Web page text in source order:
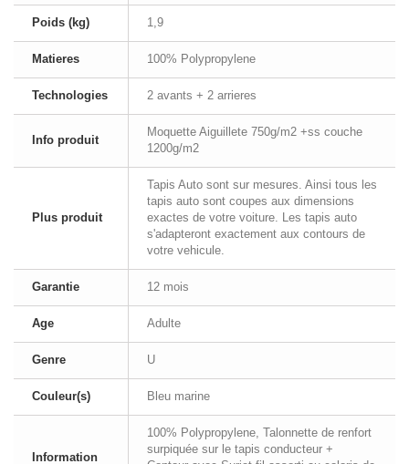
Poids (kg) 1,9
Matieres 100% Polypropylene
Technologies 2 avants + 2 arrieres
Info produit
Moquette Aiguillete 750g/m2 +ss couche
1200g/m2
Plus produit
Tapis Auto sont sur mesures. Ainsi tous les
tapis auto sont coupes aux dimensions
exactes de votre voiture. Les tapis auto
s'adapteront exactement aux contours de
votre vehicule.
Garantie 12 mois
Age Adulte
Genre U
Couleur(s) Bleu marine
Information
100% Polypropylene, Talonnette de renfort
surpiquée sur le tapis conducteur +